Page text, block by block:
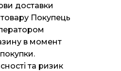
доставки
Покупець
в момент
та ризик